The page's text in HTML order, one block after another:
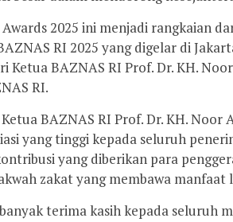
2025 ini menjadi rangkaian
RI 2025 yang digelar di
Ketua BAZNAS RI Prof. Dr. KH.
RI.
BAZNAS RI Prof. Dr. KH. Noor
yang tinggi kepada seluruh
yang diberikan para
zakat yang membawa manfaat
terima kasih kepada seluruh